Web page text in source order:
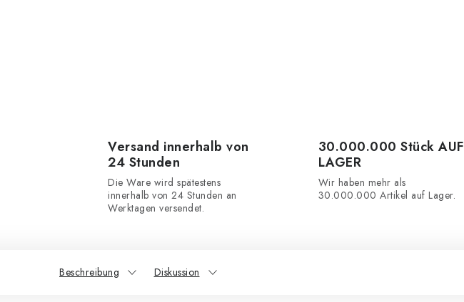
Versand innerhalb von
24 Stunden
Die Ware wird spätestens
innerhalb von 24 Stunden an
Werktagen versendet.
30.000.000 Stück AUF
LAGER
Wir haben mehr als
30.000.000 Artikel auf Lager.
Beschreibung Diskussion